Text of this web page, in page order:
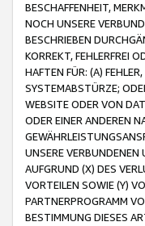
BESCHAFFENHEIT,
NOCH UNSERE
BESCHRIEBEN
KORREKT, FEHLERFREI
HAFTEN FÜR: (A)
SYSTEMABSTÜRZE;
WEBSITE ODER VON
ODER EINER ANDEREN
UNSERE
AUFGRUND (X) DES
VORTEILEN SOWIE (Y)
PARTNERPROGRAMM
BESTIMMUNG DIESES